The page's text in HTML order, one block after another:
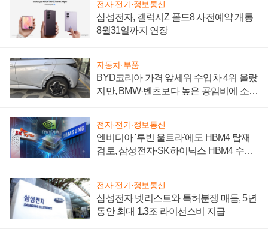
전자·전기·정보통신
삼성전자, 갤럭시Z 폴드8 사전예약 개통
8월31일까지 연장
자동차·부품
BYD코리아 가격 앞세워 수입차 4위 올랐
지만, BMW·벤츠보다 높은 공임비에 소비
전자·전기·정보통신
엔비디아 '루빈 울트라'에도 HBM4 탑재
검토, 삼성전자·SK하이닉스 HBM4 수율
전자·전기·정보통신
삼성전자 넷리스트와 특허분쟁 매듭, 5년
동안 최대 1.3조 라이선스비 지급